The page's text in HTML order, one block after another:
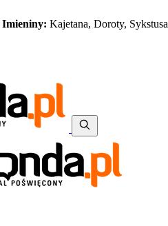
Imieniny: Kajetana, Doroty, Sykstusa